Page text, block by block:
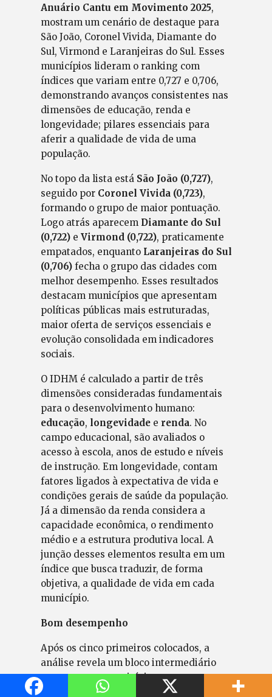
Anuário Cantu em Movimento 2025,
mostram um cenário de destaque para
São João, Coronel Vivida, Diamante do
Sul, Virmond e Laranjeiras do Sul. Esses
municípios lideram o ranking com
índices que variam entre 0,727 e 0,706,
demonstrando avanços consistentes nas
dimensões de educação, renda e
longevidade; pilares essenciais para
aferir a qualidade de vida de uma
população.
No topo da lista está São João (0,727),
seguido por Coronel Vivida (0,723),
formando o grupo de maior pontuação.
Logo atrás aparecem Diamante do Sul
(0,722)e Virmond (0,722), praticamente
empatados, enquanto Laranjeiras do Sul
(0,706)fecha o grupo das cidades com
melhor desempenho. Esses resultados
destacam municípios que apresentam
políticas públicas mais estruturadas,
maior oferta de serviços essenciais e
evolução consolidada em indicadores
sociais.
O IDHM é calculado a partir de três
dimensões consideradas fundamentais
para o desenvolvimento humano:
educação, longevidadee renda. No
campo educacional, são avaliados o
acesso à escola, anos de estudo e níveis
de instrução. Em longevidade, contam
fatores ligados à expectativa de vida e
condições gerais de saúde da população.
Já a dimensão da renda considera a
capacidade econômica, o rendimento
médio e a estrutura produtiva local. A
junção desses elementos resulta em um
índice que busca traduzir, de forma
objetiva, a qualidade de vida em cada
município.
Bom desempenho
Após os cinco primeiros colocados, a
análise revela um bloco intermediário
composto por municípios que
demonstram bom desempenho, ainda